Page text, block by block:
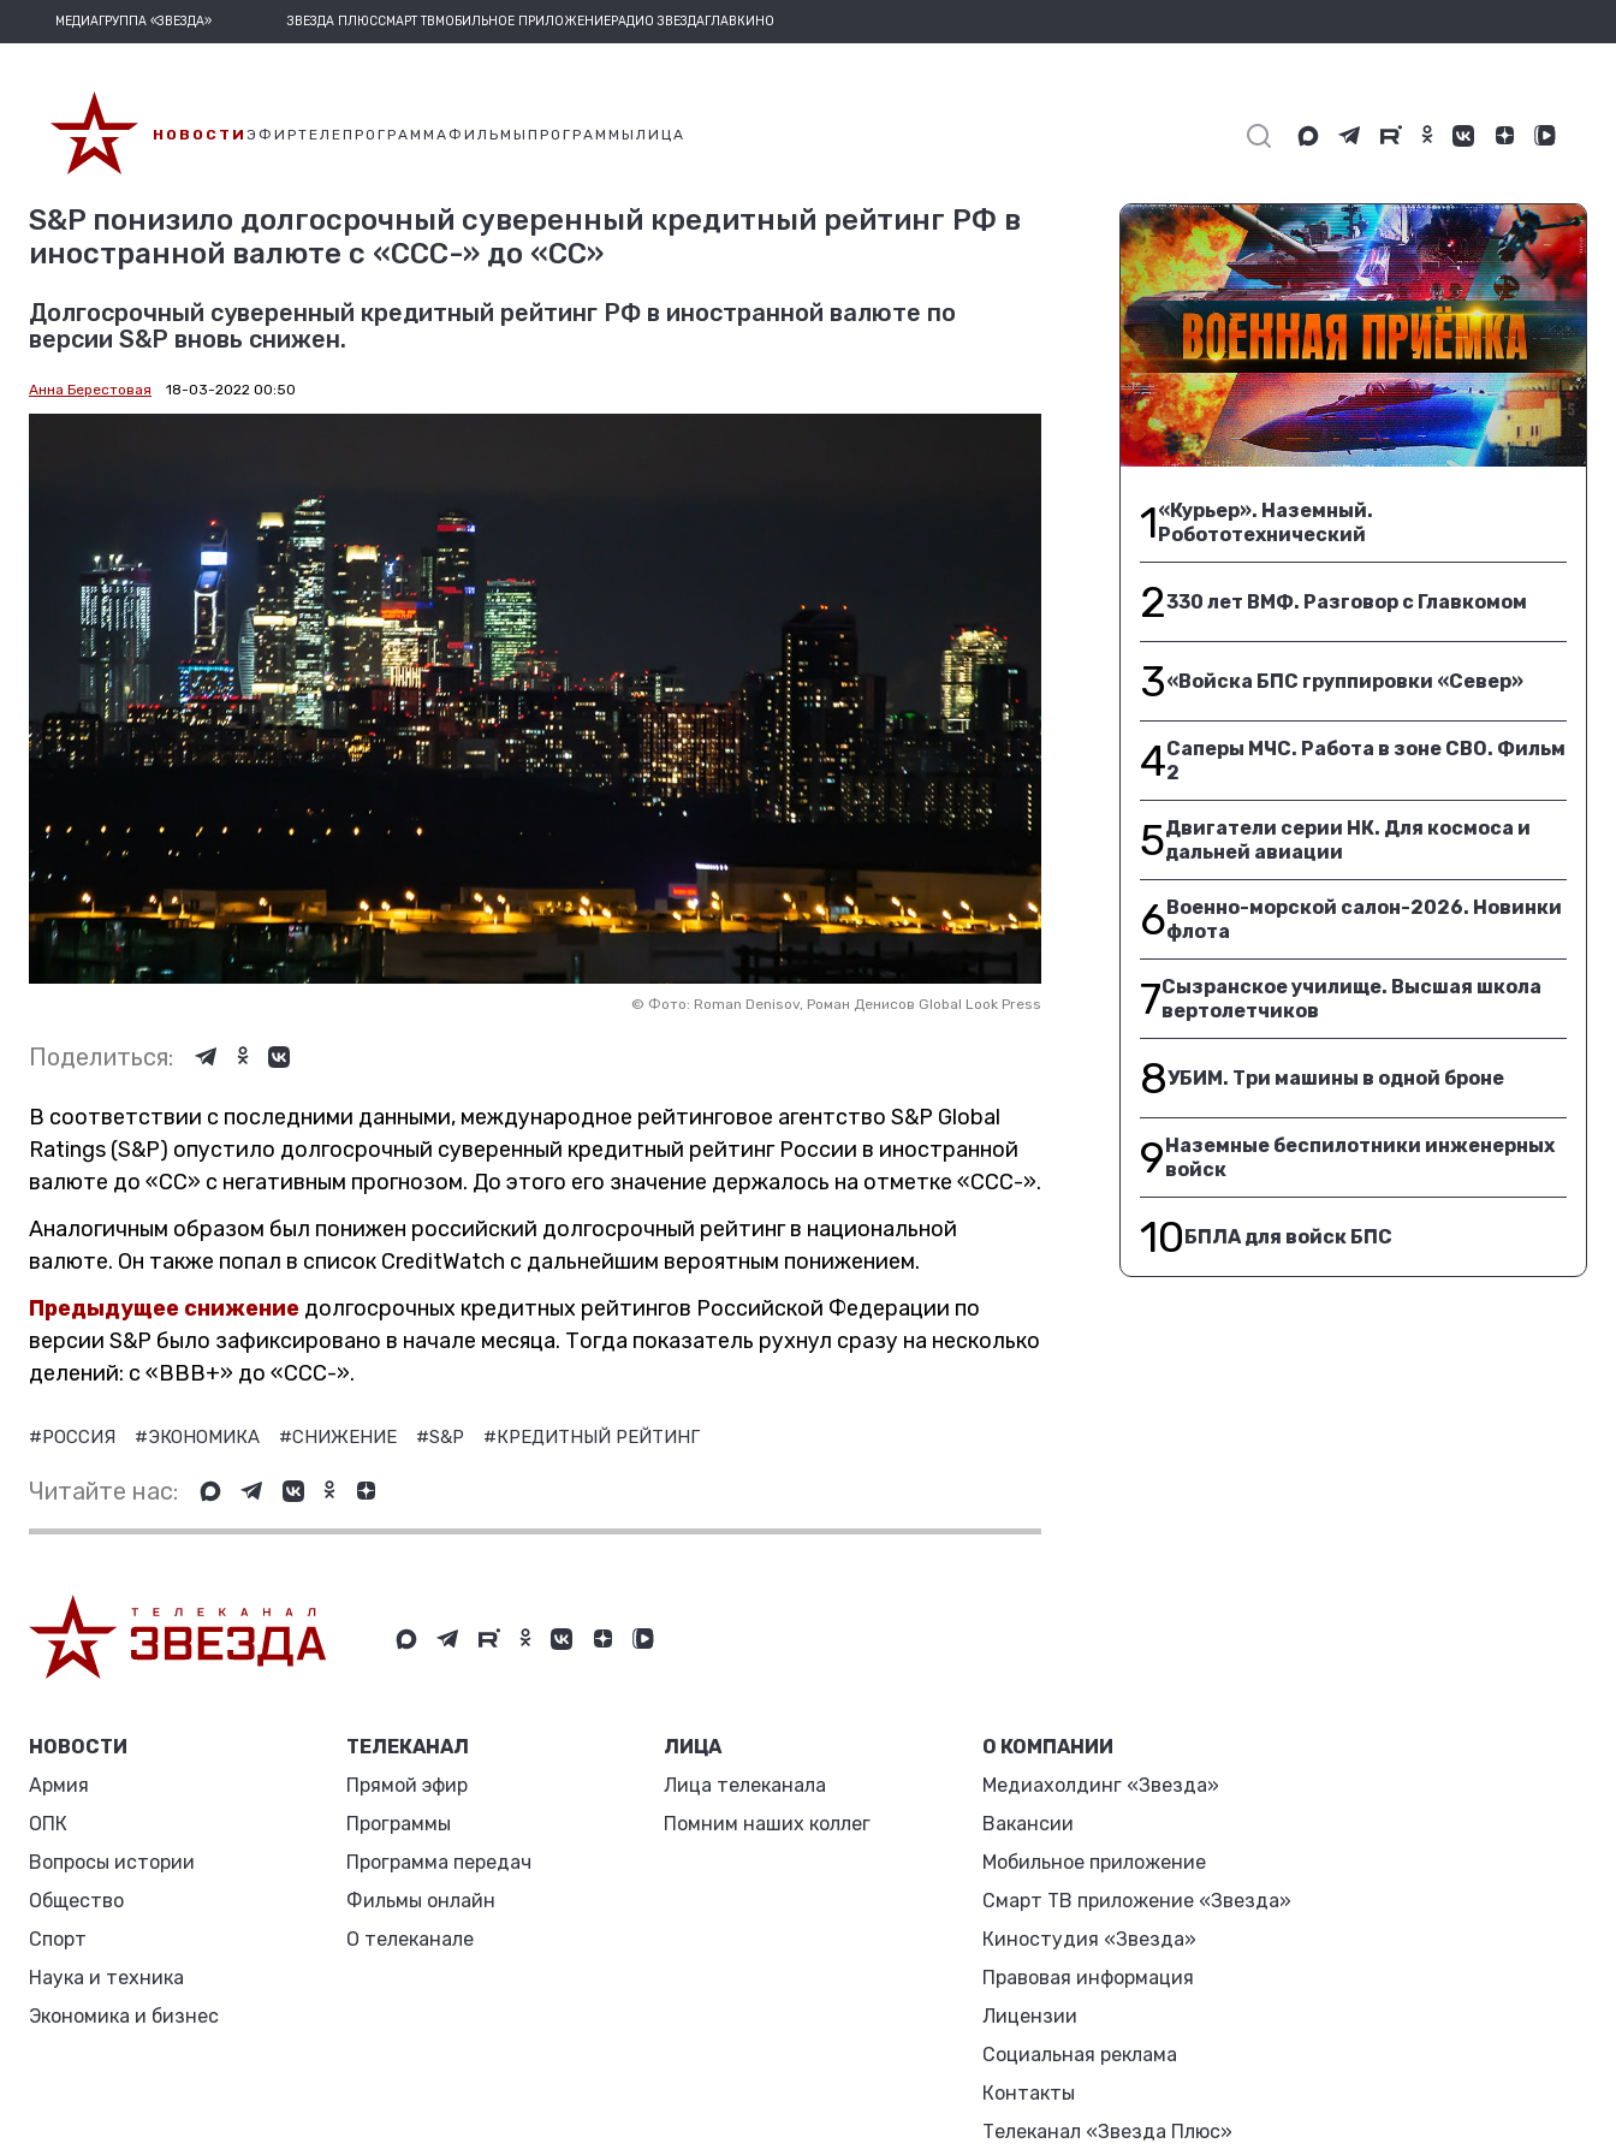
МЕДИАГРУППА «ЗВЕЗДА» ЗВЕЗДА ПЛЮССМАРТ ТВМОБИЛЬНОЕ ПРИЛОЖЕНИЕРАДИО ЗВЕЗДАГЛАВКИНО
НОВОСТИ ЭФИРТЕЛЕПРОГРАММАФИЛЬМЫ ПРОГРАММЫ ЛИЦА
S&P понизило долгосрочный суверенный кредитный рейтинг РФ в
иностранной валюте с «ССС-» до «СС»
Долгосрочный суверенный кредитный рейтинг РФ в иностранной валюте по
версии S&P вновь снижен.
Анна Берестовая 18-03-2022 00:50
© Фото: Roman Denisov, Роман Денисов Global Look Press
Поделиться:
В соответствии с последними данными, международное рейтинговое агентство S&P Global
Ratings (S&P) опустило долгосрочный суверенный кредитный рейтинг России в иностранной
валюте до «СС» с негативным прогнозом. До этого его значение держалось на отметке «ССС-».
Аналогичным образом был понижен российский долгосрочный рейтинг в национальной
валюте. Он также попал в список CreditWatch с дальнейшим вероятным понижением.
Предыдущее снижение долгосрочных кредитных рейтингов Российской Федерации по
версии S&P было зафиксировано в начале месяца. Тогда показатель рухнул сразу на несколько
делений: с «ВВВ+» до «CCC-».
#РОССИЯ #ЭКОНОМИКА #СНИЖЕНИЕ #S&P #КРЕДИТНЫЙ РЕЙТИНГ
Читайте нас:
1«Курьер». Наземный.
Робототехнический
2330 лет ВМФ. Разговор с Главкомом
3«Войска БПС группировки «Север»
4Саперы МЧС. Работа в зоне СВО. Фильм
2
5Двигатели серии НК. Для космоса и
дальней авиации
6Военно-морской салон-2026. Новинки
флота
7Сызранское училище. Высшая школа
вертолетчиков
8УБИМ. Три машины в одной броне
9Наземные беспилотники инженерных
войск
10БПЛА для войск БПС
НОВОСТИ
Армия
ОПК
Вопросы истории
Общество
Спорт
Наука и техника
Экономика и бизнес
ТЕЛЕКАНАЛ
Прямой эфир
Программы
Программа передач
Фильмы онлайн
О телеканале
ЛИЦА
Лица телеканала
Помним наших коллег
О КОМПАНИИ
Медиахолдинг «Звезда»
Вакансии
Мобильное приложение
Смарт ТВ приложение «Звезда»
Киностудия «Звезда»
Правовая информация
Лицензии
Социальная реклама
Контакты
Телеканал «Звезда Плюс»